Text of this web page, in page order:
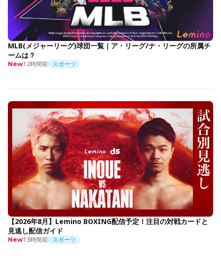
MLB(メジャーリーグ)球団一覧｜ア・リーグ/ナ・リーグの所属チ
ームは？
New12時間前 スポーツ
【2026年8月】Lemino BOXING配信予定！注目の対戦カードと
見逃し配信ガイド
New13時間前 スポーツ